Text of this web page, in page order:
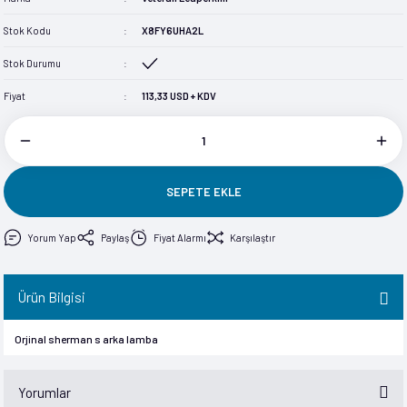
Stok Kodu X8FY6UHA2L
Stok Durumu
Fiyat 113,33 USD + KDV
SEPETE EKLE
Yorum Yap Paylaş Fiyat Alarmı Karşılaştır
Ürün Bilgisi
Orjinal sherman s arka lamba
Yorumlar